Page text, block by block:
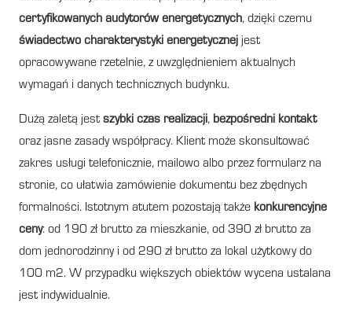
certyfikowanych audytorów energetycznych, dzięki czemu
świadectwo charakterystyki energetycznej jest
opracowywane rzetelnie, z uwzględnieniem aktualnych
wymagań i danych technicznych budynku.
Dużą zaletą jestszybki czas realizacji, bezpośredni kontakt
oraz jasne zasady współpracy. Klient może skonsultować
zakres usługi telefonicznie, mailowo albo przez formularz na
stronie, co ułatwia zamówienie dokumentu bez zbędnych
formalności. Istotnym atutem pozostają także konkurencyjne
ceny: od 190 zł brutto za mieszkanie, od 390 zł brutto za
dom jednorodzinny i od 290 zł brutto za lokal użytkowy do
100 m2. W przypadku większych obiektów wycena ustalana
jest indywidualnie.